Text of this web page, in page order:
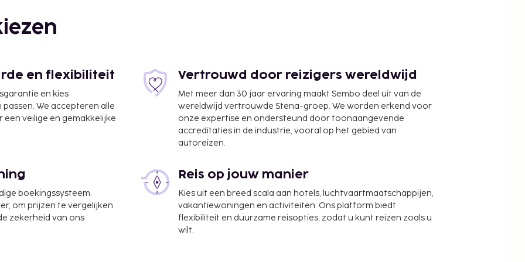
& Breakfast is
en een
en flexibiliteit
en kies
We accepteren alle
veilige en gemakkelijke
Vertrouwd door reizigers wereldwijd
Met meer dan 30 jaar ervaring maakt Sembo deel uit van de
wereldwijd vertrouwde Stena-groep. We worden erkend voor
onze expertise en ondersteund door toonaangevende
accreditaties in de industrie, vooral op het gebied van
autoreizen.
boekingssysteem.
om prijzen te vergelijken
zekerheid van ons
Reis op jouw manier
Kies uit een breed scala aan hotels, luchtvaartmaatschappijen,
vakantiewoningen en activiteiten. Ons platform biedt
flexibiliteit en duurzame reisopties, zodat u kunt reizen zoals u
wilt.